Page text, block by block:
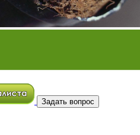
Задать вопрос